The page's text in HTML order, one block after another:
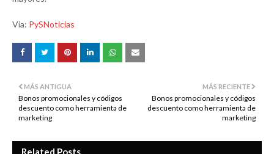
Via: PySNoticias
MÁS RECIENTE
Bonos promocionales y códigos
descuento como herramienta de
marketing
MÁS ANTIGUA
Bonos promocionales y códigos
descuento como herramienta de
marketing